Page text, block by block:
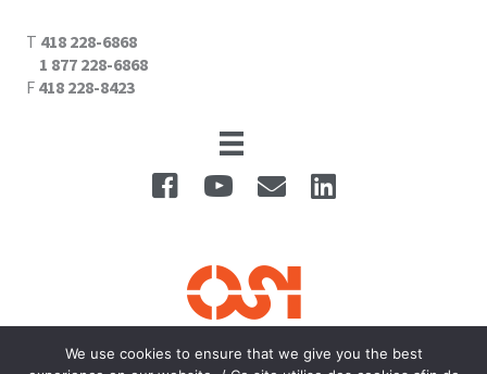
T 418 228-6868
1 877 228-6868
F 418 228-8423
We use cookies to ensure that we give you the best